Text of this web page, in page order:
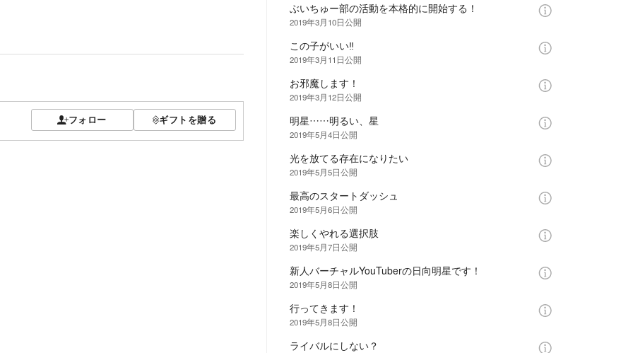
フォロー ギフトを贈る
ぶいちゅー部の活動を本格的に開始する！
2019年3月10日公開
この子がいい‼
2019年3月11日公開
お邪魔します！
2019年3月12日公開
明星……明るい、星
2019年5月4日公開
光を放てる存在になりたい
2019年5月5日公開
最高のスタートダッシュ
2019年5月6日公開
楽しくやれる選択肢
2019年5月7日公開
新人バーチャルYouTuberの日向明星です！
2019年5月8日公開
行ってきます！
2019年5月8日公開
ライバルにしない？